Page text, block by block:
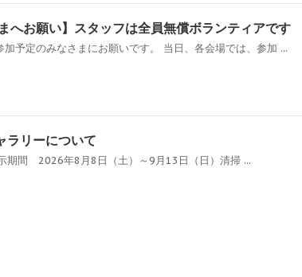
へお願い】スタッフは全員無償ボランティアです
予定のみなさまにお願いです。 当日、各会場では、参加 ...
リーについて
期間 2026年8月8日（土）～9月13日（日）清掃 ...